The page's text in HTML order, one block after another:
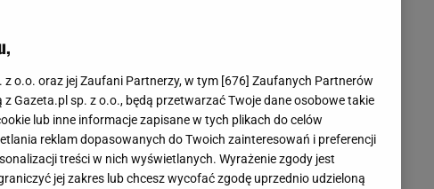
z o.o. oraz jej Zaufani Partnerzy, w tym [676] Zaufanych Partnerów
Gazeta.pl sp. z o.o., będą przetwarzać Twoje dane osobowe takie
lub inne informacje zapisane w tych plikach do celów
reklam dopasowanych do Twoich zainteresowań i preferencji
treści w nich wyświetlanych. Wyrażenie zgody jest
jej zakres lub chcesz wycofać zgodę uprzednio udzieloną